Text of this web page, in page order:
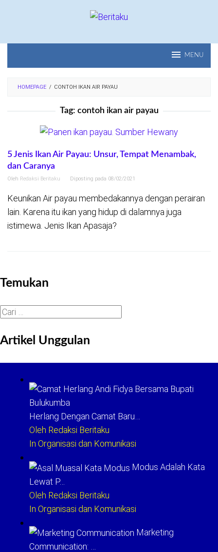
MENU
HOMEPAGE / CONTOH IKAN AIR PAYAU
Tag: contoh ikan air payau
5 Jenis Ikan Air Payau: Unsur, Tempat Menambak,
dan Caranya
Oleh Redaksi Beritaku Diposting pada 08/02/2021
Keunikan Air payau membedakannya dengan perairan
lain. Karena itu ikan yang hidup di dalamnya juga
istimewa. Jenis Ikan Apasaja?
Temukan
Cari
Artikel Unggulan
Herlang Dengan Camat Baru…
Oleh Redaksi Beritaku
In Organisasi dan Komunikasi
Modus Adalah Kata
Lewat P…
Oleh Redaksi Beritaku
In Organisasi dan Komunikasi
Marketing
Communication: …